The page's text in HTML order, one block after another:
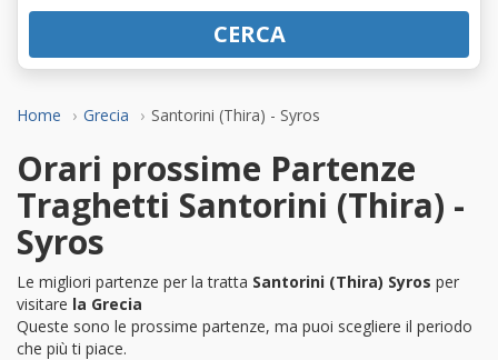
Home Grecia Santorini (Thira) - Syros
CERCA
Orari prossime Partenze
Traghetti Santorini (Thira) -
Syros
Le migliori partenze per la tratta Santorini (Thira) Syros per
visitare la Grecia
Queste sono le prossime partenze, ma puoi scegliere il periodo
che più ti piace.